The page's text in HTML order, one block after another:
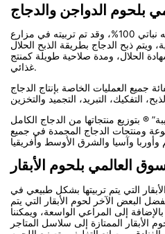
بلحوم الدواجن والدجاج
تميز دجاج “مزارع طيبة” ® بأنه نباتي 100%، وقد تم تربيته في مزارع
ويتم ذبح الدجاج بطريقة الذبح الحلال
الحلال، ومدة صلاحية طويلة كمنتج
غذائي.
العمليات الخاصة بإنتاج الدجاج
التفكيك، التبريد، التجميد والتخزين
® بتوزيع منتجاتها من الدجاج الكامل
ومنتجات الدجاج المجمدة في جميع
وأوربا وآسيا والشرق الأوسط وأفريقيا
العالمي بلحوم الأبقار
التي يتم تربيتها بشكل طبيعي في
البعض الآخر لحوم الأبقار التي يتم
إلى المراعي الواسعة، ويمكننا
الأبقار الممتازة إلى سلاسل المتاجر